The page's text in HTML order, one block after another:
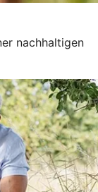
nachhaltigen